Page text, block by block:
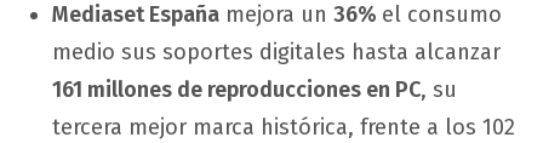
Mediaset España mejora un 36% el consumo
medio sus soportes digitales hasta alcanzar
161 millones de reproducciones en PC, su
tercera mejor marca histórica, frente a los 102